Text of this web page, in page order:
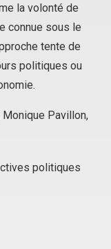
la volonté de
connue sous le
tente de
politiques ou
Pavillon,
politiques